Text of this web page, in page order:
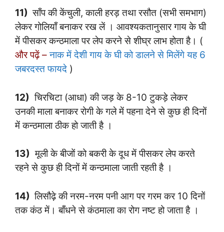
11) साँप की केंचुली, काली हरड़ तथा रसौत (सभी समभाग)
लेकर गोलियाँ बनाकर रख लें । आवश्यकतानुसार गाय के घी
में पीसकर कन्ठमाला पर लेप करने से शीघ्र लाभ होता है। (
और पढ़ें – नाक में देशी गाय के घी को डालने से मिलेंगे यह 6
जबरदस्त फायदे )
12) चिरचिटा (आधा) की जड़ के 8-10 टुकड़े लेकर
उनकी माला बनाकर रोगी के गले में पहना देने से कुछ ही दिनों
में कन्ठमाला ठीक हो जाती है ।
13) मूली के बीजों को बकरी के दूध में पीसकर लेप करते
रहने से कुछ ही दिनों में कन्ठमाला जाती रहती है ।
14) लिसौढ़े की नरम-नरम पनी आग पर गरम कर 10 दिनों
तक कंठ में। बाँधने से कंठमाला का रोग नष्ट हो जाता है ।